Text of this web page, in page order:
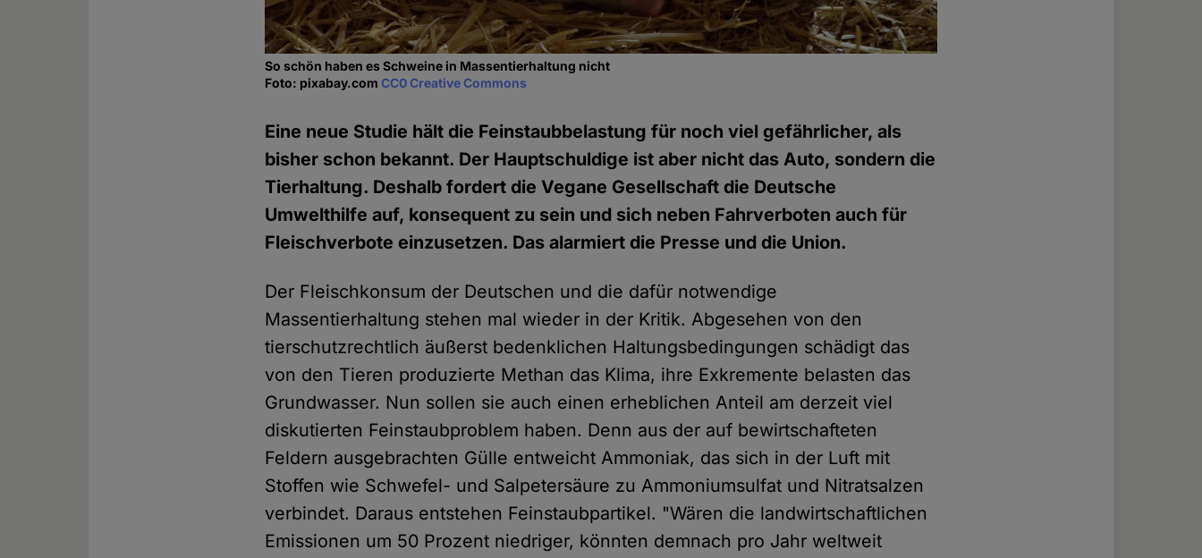
So schön haben es Schweine in Massentierhaltung nicht
Foto: pixabay.comCC0 Creative Commons
Eine neue Studie hält die Feinstaubbelastung für noch viel gefährlicher, als
bisher schon bekannt. Der Hauptschuldige ist aber nicht das Auto, sondern die
Tierhaltung. Deshalb fordert die Vegane Gesellschaft die Deutsche
Umwelthilfe auf, konsequent zu sein und sich neben Fahrverboten auch für
Fleischverbote einzusetzen. Das alarmiert die Presse und die Union.
Der Fleischkonsum der Deutschen und die dafür notwendige
Massentierhaltung stehen mal wieder in der Kritik. Abgesehen von den
tierschutzrechtlich äußerst bedenklichen Haltungsbedingungen schädigt das
von den Tieren produzierte Methan das Klima, ihre Exkremente belasten das
Grundwasser. Nun sollen sie auch einen erheblichen Anteil am derzeit viel
diskutierten Feinstaubproblem haben. Denn aus der auf bewirtschafteten
Feldern ausgebrachten Gülle entweicht Ammoniak, das sich in der Luft mit
Stoffen wie Schwefel- und Salpetersäure zu Ammoniumsulfat und Nitratsalzen
verbindet. Daraus entstehen Feinstaubpartikel. "Wären die landwirtschaftlichen
Emissionen um 50 Prozent niedriger, könnten demnach pro Jahr weltweit